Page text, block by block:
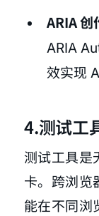
ARIA 创
ARIA
效实现
4.测试工
测试工具是
卡。跨浏览
能在不同浏